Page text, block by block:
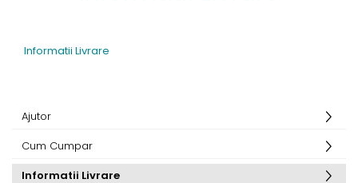
Informatii Livrare
Ajutor
Cum Cumpar
Informatii Livrare